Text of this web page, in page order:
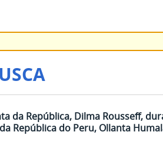
da República, Dilma Rousseff,
República do Peru, Ollanta